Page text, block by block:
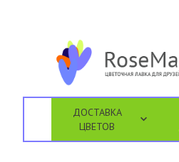
ДОСТАВКА
ЦВЕТОВ